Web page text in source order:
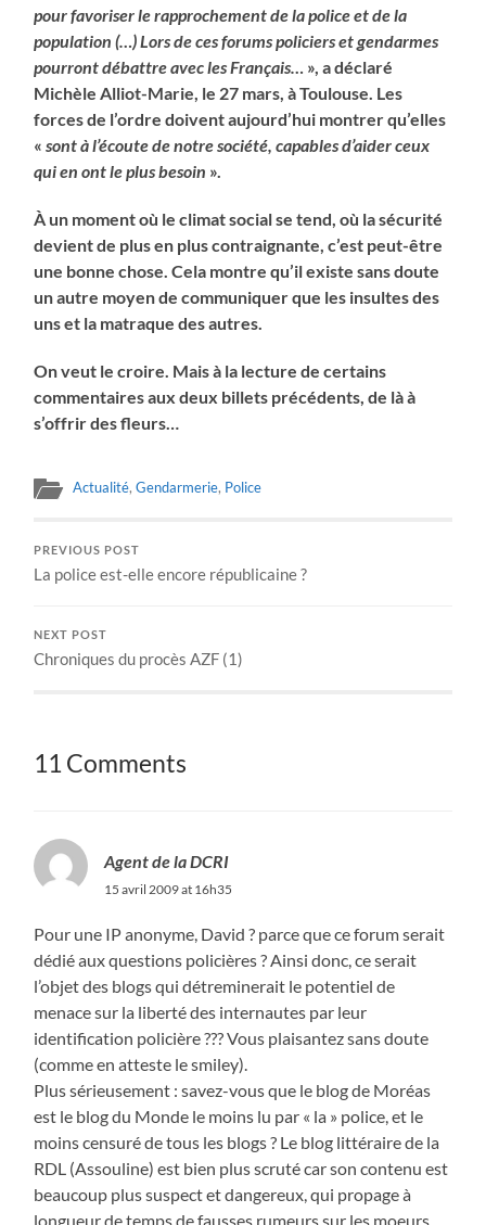
pour favoriser le rapprochement de la police et de la
population (…) Lors de ces forums policiers et gendarmes
pourront débattre avec les Français…
», a déclaré
Michèle Alliot-Marie, le 27 mars, à Toulouse. Les
forces de l’ordre doivent aujourd’hui montrer qu’elles
«sont à l’écoute de notre société, capables d’aider ceux
qui en ont le plus besoin ».
À un moment où le climat social se tend, où la sécurité
devient de plus en plus contraignante, c’est peut-être
une bonne chose. Cela montre qu’il existe sans doute
un autre moyen de communiquer que les insultes des
uns et la matraque des autres.
On veut le croire. Mais à la lecture de certains
commentaires aux deux billets précédents, de là à
s’offrir des fleurs…
Actualité,Gendarmerie, Police
PREVIOUS POST
La police est-elle encore républicaine ?
NEXT POST
Chroniques du procès AZF (1)
11 Comments
Agent de la DCRI
15 avril 2009 at 16h35
Pour une IP anonyme, David ? parce que ce forum serait
dédié aux questions policières ? Ainsi donc, ce serait
l’objet des blogs qui détreminerait le potentiel de
menace sur la liberté des internautes par leur
identification policière ??? Vous plaisantez sans doute
(comme en atteste le smiley).
Plus sérieusement : savez-vous que le blog de Moréas
est le blog du Monde le moins lu par « la » police, et le
moins censuré de tous les blogs ? Le blog littéraire de la
RDL (Assouline) est bien plus scruté car son contenu est
beaucoup plus suspect et dangereux, qui propage à
longueur de temps de fausses rumeurs sur les moeurs